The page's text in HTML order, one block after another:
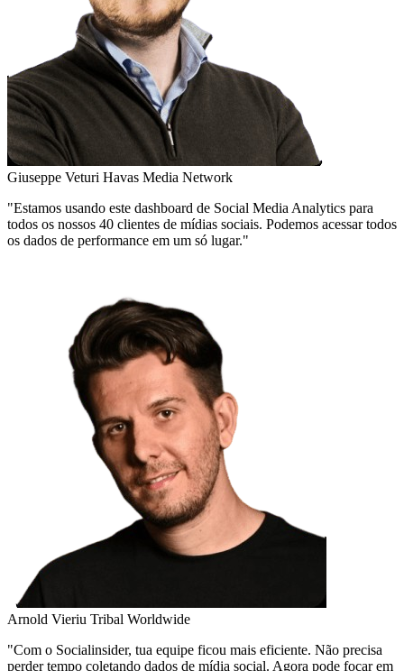
Giuseppe Veturi Havas Media Network
"Estamos usando este dashboard de Social Media Analytics para
todos os nossos 40 clientes de mídias sociais. Podemos acessar todos
os dados de performance em um só lugar."
Arnold Vieriu Tribal Worldwide
"Com o Socialinsider, tua equipe ficou mais eficiente. Não precisa
perder tempo coletando dados de mídia social. Agora pode focar em